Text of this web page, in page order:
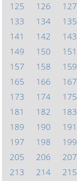
125
126 127
133
134 135
141
142 143
149
150 151
157
158 159
165
166 167
173
174 175
181
182 183
189
190 191
197
198 199
205
206 207
213
214 215